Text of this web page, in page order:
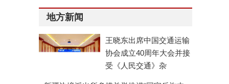
位称号
地方新闻
王晓东出席中国交通运输
协会成立40周年大会并接
受《人民交通》杂